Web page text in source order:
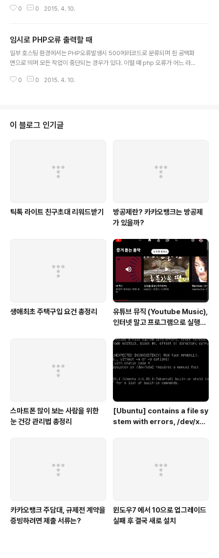
('file'); $linkthumb = $nodes->item(0)->getAttribute('data'); echo
0 0 2015. 4. 10.
임시로 PHP오류 출력할 때
일부 호스팅 환경에서는 PHP오류발생시 500에러코드로 분류되며 흰 공백화
면으로 띄며 모든 작업이 중단되는 경우가 있다. 이럴 때 php 오류가 어느 라인
or_reporting(E_ALL); ini_set("display_errors", 1);
0 0 2015. 4. 10.
이 블로그 인기글
틱톡 라이트 친구초대 리워드받기
방공제란? 카카오뱅크는 방공제
가 있을까?
생애최초 주택구입 요건 총정리
유튜브 뮤직 (Youtube Music),
인터넷 말고 프로그램으로 실행하
스마트폰 많이 보는 사람을 위한
눈 건강 관리법 총정리
[Ubuntu] contains a file sy
stem with errors, /dev/xxx
카카오뱅크 주담대, 규제전 계약을
증빙하려면 제출 서류는?
윈도우7 에서 10으로 업그레이드
실패 후 결국 새로 설치